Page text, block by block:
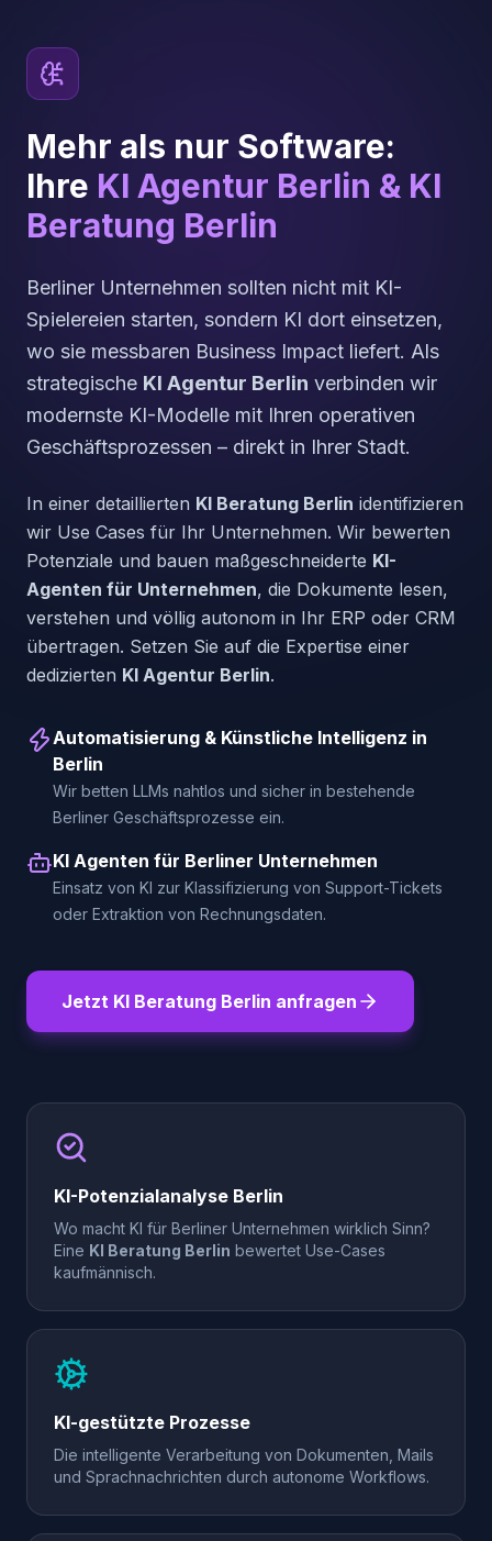
Mehr als nur Software:
Ihre KI Agentur Berlin & KI
Beratung Berlin
Berliner Unternehmen sollten nicht mit KI-
Spielereien starten, sondern KI dort einsetzen,
wo sie messbaren Business Impact liefert. Als
strategische KI Agentur Berlin verbinden wir
modernste KI-Modelle mit Ihren operativen
Geschäftsprozessen – direkt in Ihrer Stadt.
In einer detaillierten KI Beratung Berlin identifizieren
wir Use Cases für Ihr Unternehmen. Wir bewerten
Potenziale und bauen maßgeschneiderte KI-
Agenten für Unternehmen, die Dokumente lesen,
verstehen und völlig autonom in Ihr ERP oder CRM
übertragen. Setzen Sie auf die Expertise einer
dedizierten KI Agentur Berlin.
Automatisierung & Künstliche Intelligenz in
Berlin
Wir betten LLMs nahtlos und sicher in bestehende
Berliner Geschäftsprozesse ein.
KI Agenten für Berliner Unternehmen
Einsatz von KI zur Klassifizierung von Support-Tickets
oder Extraktion von Rechnungsdaten.
Jetzt KI Beratung Berlin anfragen
KI-Potenzialanalyse Berlin
Wo macht KI für Berliner Unternehmen wirklich Sinn?
Eine KI Beratung Berlin bewertet Use-Cases
kaufmännisch.
KI-gestützte Prozesse
Die intelligente Verarbeitung von Dokumenten, Mails
und Sprachnachrichten durch autonome Workflows.